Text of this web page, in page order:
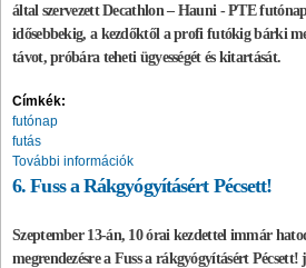
által szervezettDecathlon – Hauni - PTE
idősebbekig, a kezdőktől a profi futókig bárki
távot, próbára teheti ügyességét és kitartását.
Címkék:
futónap
futás
További információk
6. Fuss a Rákgyógyításért Pécsett!
Szeptember 13-án, 10 órai kezdettel immár
megrendezésre a Fuss a rákgyógyításért